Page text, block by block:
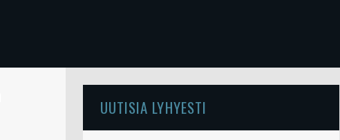
UUTISIA LYHYESTI